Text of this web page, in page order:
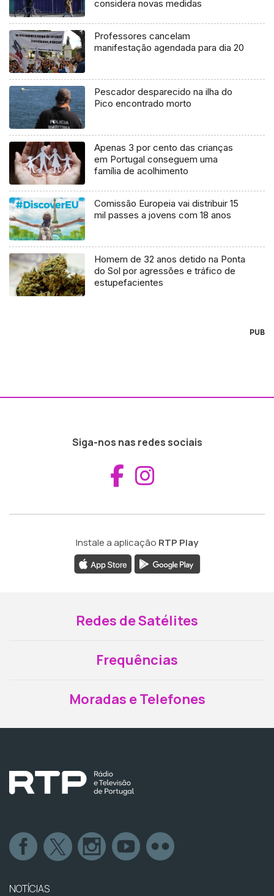
considera novas medidas
Professores cancelam
manifestação agendada para dia 20
Pescador desparecido na ilha do
Pico encontrado morto
Apenas 3 por cento das crianças
em Portugal conseguem uma
família de acolhimento
Comissão Europeia vai distribuir 15
mil passes a jovens com 18 anos
Homem de 32 anos detido na Ponta
do Sol por agressões e tráfico de
estupefacientes
PUB
Siga-nos nas redes sociais
Aceder ao
Instale a aplicação RTP Play
Redes de Satélites
Frequências
Moradas e Telefones
NOTÍCIAS